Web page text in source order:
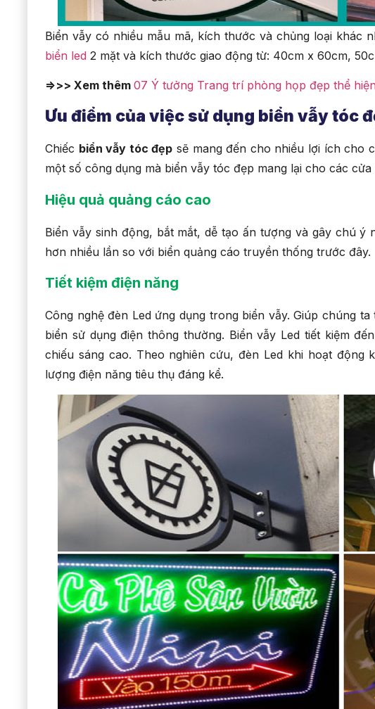
Biển vẫy có nhiều mẫu mã, kích thước và chủng loại khác
biển led 2 mặt và kích thước giao động từ: 40cm x 60cm,
=>>> Xem thêm 07 Ý tưởng Trang trí phòng họp đẹp thể
Ưu điểm của việc sử dụng biển vẫy tóc
Chiếc biển vẫy tóc đẹp sẽ mang đến cho nhiều lợi ích cho
một số công dụng mà biển vẫy tóc đẹp mang lại cho các
Hiệu quả quảng cáo cao
Biển vẫy sinh động, bắt mắt, dễ tạo ấn tượng và gây chú
hơn nhiều lần so với biển quảng cáo truyền thống trước đây.
Tiết kiệm điện năng
Công nghệ đèn Led ứng dụng trong biển vẫy. Giúp chúng
biển sử dụng điện thông thường. Biển vẫy Led tiết kiệm
chiếu sáng cao. Theo nghiên cứu, đèn Led khi hoạt động
lượng điện năng tiêu thụ đáng kể.